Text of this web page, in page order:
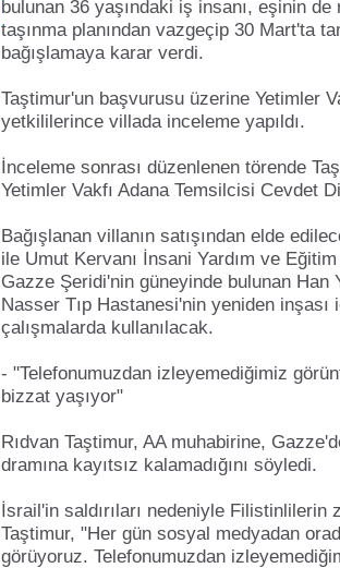
bulunan 36 yaşındaki iş insanı, eşinin de
taşınma planından vazgeçip 30 Mart'ta
bağışlamaya karar verdi.
Taştimur'un başvurusu üzerine Yetimler
yetkililerince villada inceleme yapıldı.
İnceleme sonrası düzenlenen törende
Yetimler Vakfı Adana Temsilcisi Cevdet
Bağışlanan villanın satışından elde
ile Umut Kervanı İnsani Yardım ve
Gazze Şeridi'nin güneyinde bulunan Han
Nasser Tıp Hastanesi'nin yeniden inşası
çalışmalarda kullanılacak.
- "Telefonumuzdan izleyemediğimiz
bizzat yaşıyor"
Rıdvan Taştimur, AA muhabirine,
dramına kayıtsız kalamadığını söyledi.
İsrail'in saldırıları nedeniyle
Taştimur, "Her gün sosyal medyadan
görüyoruz. Telefonumuzdan